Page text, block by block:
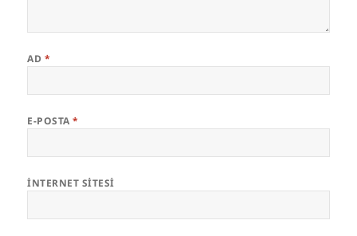
AD *
E-POSTA*
İNTERNET SITESI